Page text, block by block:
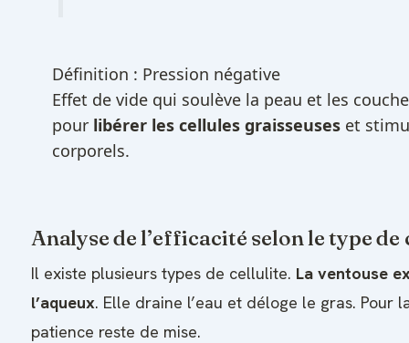
Définition : Pression négative
Effet de vide qui soulève la peau et les
pour libérer les cellules graisseuseset
corporels.
Analyse de l’efficacité selon le type
Il existe plusieurs types de cellulite. La ventouse
l’aqueux. Elle draine l’eau et déloge le gras. Pour
patience reste de mise.